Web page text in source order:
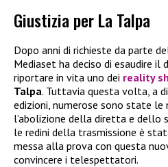
Giustizia per La Talpa
Dopo anni di richieste da parte
Mediaset ha deciso di esaudire il
riportare in vita uno dei reality
Talpa. Tuttavia questa volta, a
edizioni, numerose sono state
l’abolizione della diretta e dello
le redini della trasmissione è
messa alla prova con questa
convincere i telespettatori.